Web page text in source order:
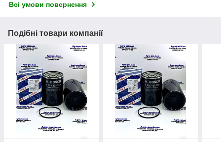
Всі умови повернення
Подібні товари компанії